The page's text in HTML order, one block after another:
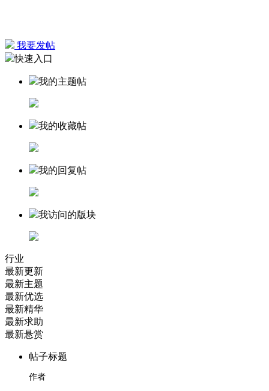
我要发帖
快速入口
我的主题帖
我的收藏帖
我的回复帖
我访问的版块
行业
最新更新
最新主题
最新优选
最新精华
最新求助
最新悬赏
帖子标题
作者